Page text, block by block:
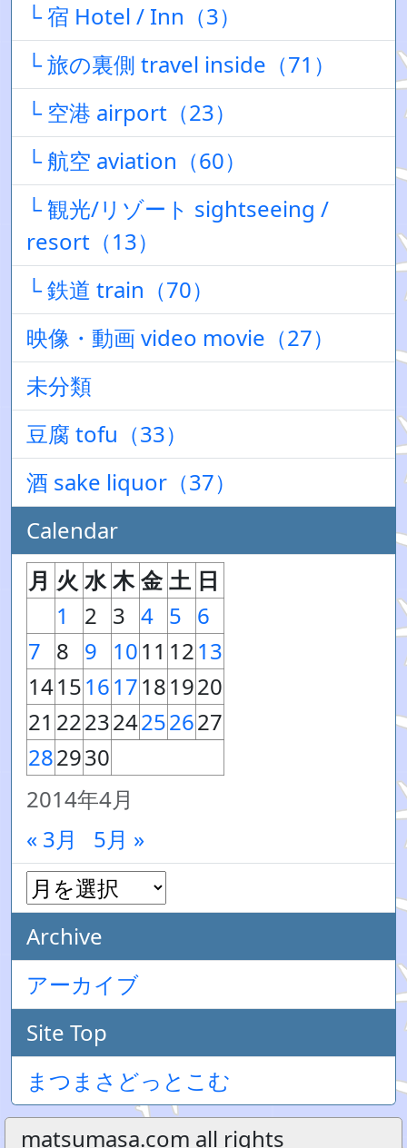
└ 宿 Hotel / Inn（3）
└ 旅の裏側 travel inside（71）
└ 空港 airport（23）
└ 航空 aviation（60）
└ 観光/リゾート sightseeing /
resort（13）
└ 鉄道 train（70）
映像・動画 video movie（27）
未分類
豆腐 tofu（33）
酒 sake liquor（37）
Calendar
2014年4月
月 火 水 木 金 土 日
1
2 3 4 5 6
7 8 9 1011 1213
14151617181920
21 222324252627
282930
« 3月 5月 »
Archive
アーカイブ
Site Top
まつまさどっとこむ
matsumasa.com all rights